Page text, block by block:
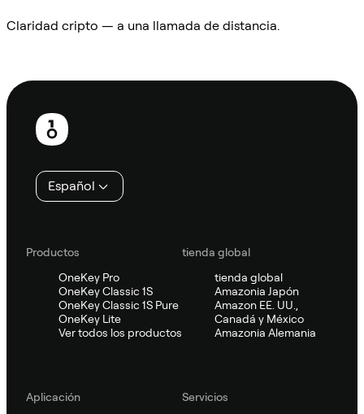
Claridad cripto — a una llamada de distancia.
Pie
página
Español
Productos
OneKey Pro
OneKey Classic 1S
OneKey Classic 1S Pure
OneKey Lite
Ver todos los productos
tienda global
tienda global
Amazonia Japón
Amazon EE. UU.,
Canadá y México
Amazonia Alemania
Aplicación
Servicios